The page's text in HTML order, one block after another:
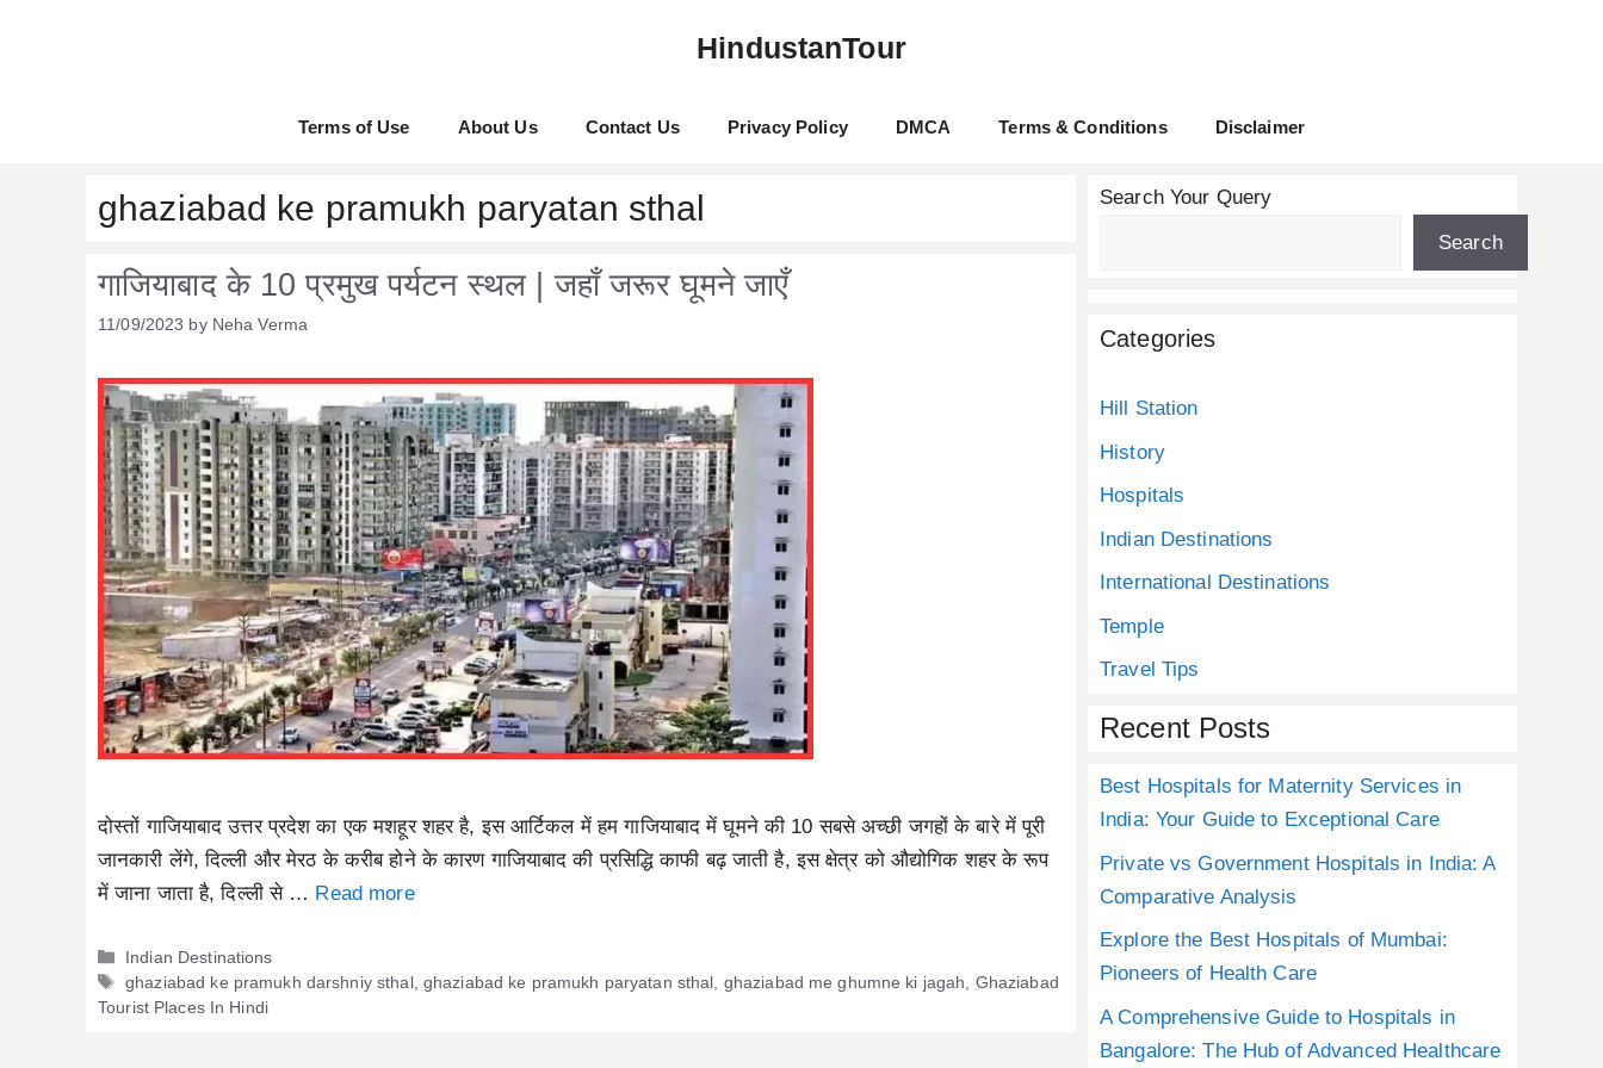
HindustanTour
Terms of Use About Us Contact Us Privacy Policy DMCA Terms & Conditions Disclaimer
ghaziabad ke pramukh paryatan sthal
गाजियाबाद के 10 प्रमुख पर्यटन स्थल | जहाँ जरूर घूमने जाएँ
11/09/2023 by Neha Verma
दोस्तों गाजियाबाद उत्तर प्रदेश का एक मशहूर शहर है, इस आर्टिकल में हम गाजियाबाद में घूमने की 10 सबसे अच्छी जगहों के बारे में पूरी
जानकारी लेंगे, दिल्ली और मेरठ के करीब होने के कारण गाजियाबाद की प्रसिद्धि काफी बढ़ जाती है, इस क्षेत्र को औद्योगिक शहर के रूप
में जाना जाता है, दिल्ली से … Read more
Categories
Indian Destinations
Tags
ghaziabad ke pramukh darshniy sthal, ghaziabad ke pramukh paryatan sthal ghaziabad me ghumne ki jagah
Ghaziabad
Tourist Places In Hindi
Search Your Query
Search
Categories
Hill Station
History
Hospitals
Indian Destinations
International Destinations
Temple
Travel Tips
Recent Posts
Best Hospitals for Maternity Services in
India: Your Guide to Exceptional Care
Private vs Government Hospitals in India: A
Comparative Analysis
Explore the Best Hospitals of Mumbai:
Pioneers of Health Care
A Comprehensive Guide to Hospitals in
Bangalore: The Hub of Advanced Healthcare